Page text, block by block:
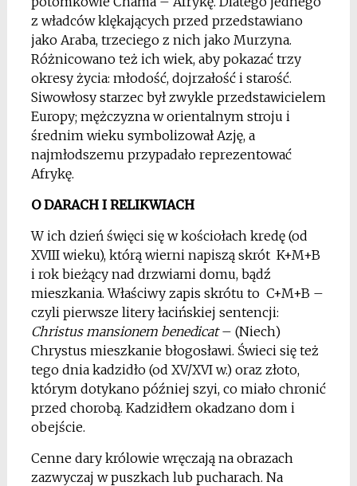
z władców klękających przed przedstawiano
jako Araba, trzeciego z nich jako Murzyna.
Różnicowano też ich wiek, aby pokazać trzy
okresy życia: młodość, dojrzałość i starość.
Siwowłosy starzec był zwykle przedstawicielem
Europy; mężczyzna w orientalnym stroju i
średnim wieku symbolizował Azję, a
najmłodszemu przypadało reprezentować
Afrykę.
O DARACH I RELIKWIACH
W ich dzień święci się w kościołach kredę (od
XVIII wieku), którą wierni napiszą skrót K+M+B
i rok bieżący nad drzwiami domu, bądź
mieszkania. Właściwy zapis skrótu to C+M+B –
czyli pierwsze litery łacińskiej sentencji:
Christus mansionem benedicat– (Niech)
Chrystus mieszkanie błogosławi. Świeci się też
tego dnia kadzidło (od XV/XVI w.) oraz złoto,
którym dotykano później szyi, co miało chronić
przed chorobą. Kadzidłem okadzano dom i
obejście.
Cenne dary królowie wręczają na obrazach
zazwyczaj w puszkach lub pucharach. Na